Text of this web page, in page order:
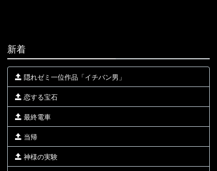
新着
隠れゼミ一位作品「イチバン男」
恋する宝石
最終電車
当帰
神様の実験